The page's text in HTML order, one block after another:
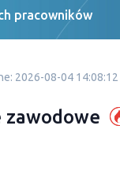
pracowników
2026-08-04 14:08:12
zawodowe